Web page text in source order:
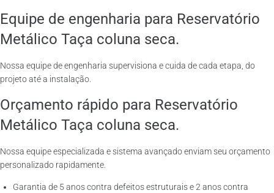
Equipe de engenharia para Reservatório
Metálico Taça coluna seca.
Nossa equipe de engenharia supervisiona e cuida de cada etapa, do
projeto até a instalação.
Orçamento rápido para Reservatório
Metálico Taça coluna seca.
Nossa equipe especializada e sistema avançado enviam seu orçamento
personalizado rapidamente.
Garantia de 5 anos contra defeitos estruturais e 2 anos contra